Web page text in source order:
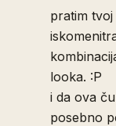
pratim
looka. :P
i da ova
posebno